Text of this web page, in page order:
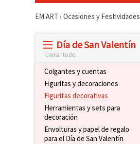
EM ART › Ocasiones y Festividades
Día de San Valentín
Cerrar todo
Colgantes y cuentas
Figuritas y decoraciones
Figuritas decorativas
Herramientas y sets para
decoración
Envolturas y papel de regalo
para el Día de San Valentín